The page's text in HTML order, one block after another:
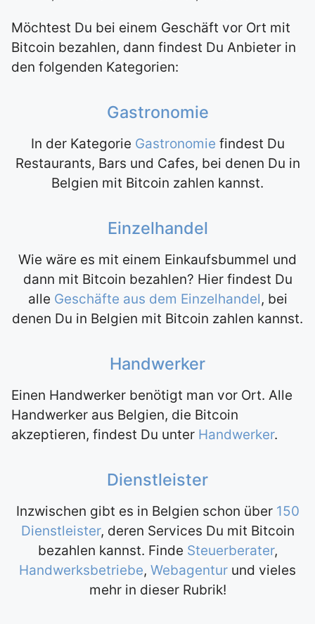
Möchtest Du bei einem Geschäft vor Ort mit
Bitcoin bezahlen, dann findest Du Anbieter in
den folgenden Kategorien:
Gastronomie
In der Kategorie Gastronomie findest Du
Restaurants, Bars und Cafes, bei denen Du in
Belgien mit Bitcoin zahlen kannst.
Einzelhandel
Wie wäre es mit einem Einkaufsbummel und
dann mit Bitcoin bezahlen? Hier findest Du
alle Geschäfte aus dem Einzelhandel, bei
denen Du in Belgien mit Bitcoin zahlen kannst.
Handwerker
Einen Handwerker benötigt man vor Ort. Alle
Handwerker aus Belgien, die Bitcoin
akzeptieren, findest Du unter Handwerker.
Dienstleister
Inzwischen gibt es in Belgien schon über 150
Dienstleister, deren Services Du mit Bitcoin
bezahlen kannst. Finde Steuerberater,
Handwerksbetriebe, Webagentur und vieles
mehr in dieser Rubrik!